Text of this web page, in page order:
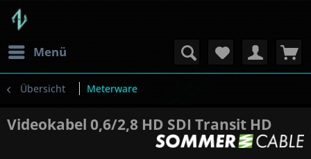
Menü
Übersicht Meterware
Videokabel 0,6/2,8 HD SDI Transit HD